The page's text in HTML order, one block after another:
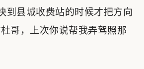
到县城收费站的时候才把方向
哥，上次你说帮我弄驾照那